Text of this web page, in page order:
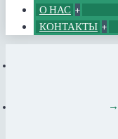
О НАС +
КОНТАКТЫ +